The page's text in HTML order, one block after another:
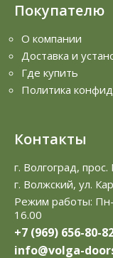
Покупателю
О компании
Доставка и
Где купить
Политика
Контакты
г. Волгоград,
г. Волжский, ул.
Режим работы:
16.00
+7 (969) 656-80-
info@volga-